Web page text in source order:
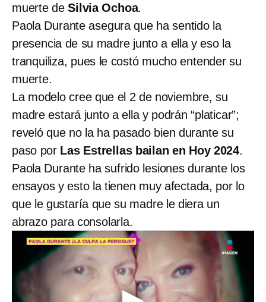
muerte deSilvia Ochoa.
Paola Durante asegura que ha sentido la
presencia de su madre junto a ella y eso la
tranquiliza, pues le costó mucho entender su
muerte.
La modelo cree que el 2 de noviembre, su
madre estará junto a ella y podrán “platicar”;
reveló que no la ha pasado bien durante su
paso por Las Estrellas bailan en Hoy 2024.
Paola Durante ha sufrido lesiones durante los
ensayos y esto la tienen muy afectada, por lo
que le gustaría que su madre le diera un
abrazo para consolarla.